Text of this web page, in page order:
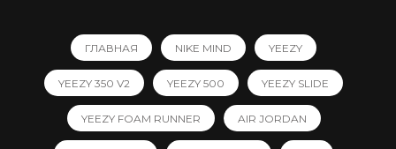
ГЛАВНАЯ NIKE MIND YEEZY
YEEZY 350 V2 YEEZY 500 YEEZY SLIDE
YEEZY FOAM RUNNER AIR JORDAN